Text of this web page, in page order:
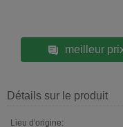
meilleur
Détails sur le produit
Lieu d'origine: